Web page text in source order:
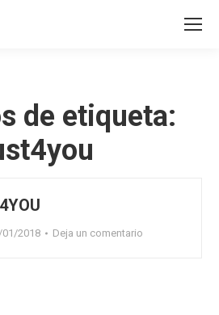
de etiqueta:
01/2018 Deja un comentario